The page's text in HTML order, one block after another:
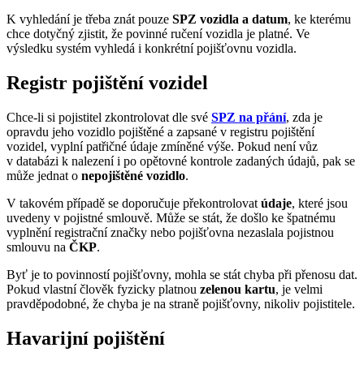
K vyhledání je třeba znát pouze SPZ vozidla a datum, ke kterému
chce dotyčný zjistit, že povinné ručení vozidla je platné. Ve
výsledku systém vyhledá i konkrétní pojišťovnu vozidla.
Registr pojištění vozidel
Chce-li si pojistitel zkontrolovat dle své SPZ na přání, zda je
opravdu jeho vozidlo pojištěné a zapsané v registru pojištění
vozidel, vyplní patřičné údaje zmíněné výše. Pokud není vůz
v databázi k nalezení i po opětovné kontrole zadaných údajů, pak se
může jednat o nepojištěné vozidlo.
V takovém případě se doporučuje překontrolovat údaje, které jsou
uvedeny v pojistné smlouvě. Může se stát, že došlo ke špatnému
vyplnění registrační značky nebo pojišťovna nezaslala pojistnou
smlouvu na ČKP.
Byť je to povinností pojišťovny, mohla se stát chyba při přenosu dat.
Pokud vlastní člověk fyzicky platnou zelenou kartu, je velmi
pravděpodobné, že chyba je na straně pojišťovny, nikoliv pojistitele.
Havarijní pojištění